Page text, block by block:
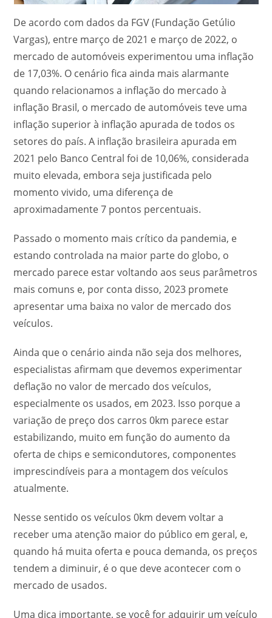
De acordo com dados da FGV (Fundação Getúlio
Vargas), entre março de 2021 e março de 2022, o
mercado de automóveis experimentou uma inflação
de 17,03%. O cenário fica ainda mais alarmante
quando relacionamos a inflação do mercado à
inflação Brasil, o mercado de automóveis teve uma
inflação superior à inflação apurada de todos os
setores do país. A inflação brasileira apurada em
2021 pelo Banco Central foi de 10,06%, considerada
muito elevada, embora seja justificada pelo
momento vivido, uma diferença de
aproximadamente 7 pontos percentuais.
Passado o momento mais crítico da pandemia, e
estando controlada na maior parte do globo, o
mercado parece estar voltando aos seus parâmetros
mais comuns e, por conta disso, 2023 promete
apresentar uma baixa no valor de mercado dos
veículos.
Ainda que o cenário ainda não seja dos melhores,
especialistas afirmam que devemos experimentar
deflação no valor de mercado dos veículos,
especialmente os usados, em 2023. Isso porque a
variação de preço dos carros 0km parece estar
estabilizando, muito em função do aumento da
oferta de chips e semicondutores, componentes
imprescindíveis para a montagem dos veículos
atualmente.
Nesse sentido os veículos 0km devem voltar a
receber uma atenção maior do público em geral, e,
quando há muita oferta e pouca demanda, os preços
tendem a diminuir, é o que deve acontecer com o
mercado de usados.
Uma dica importante, se você for adquirir um veículo